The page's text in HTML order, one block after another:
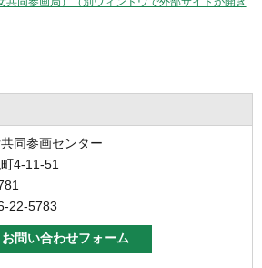
同参画センター
4-11-51
22-5783